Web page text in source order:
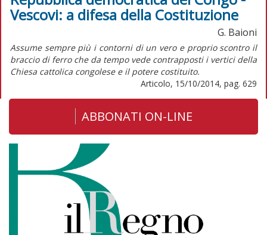
Vescovi: a difesa della Costituzione
G. Baioni
Assume sempre più i contorni di un vero e proprio scontro il
braccio di ferro che da tempo vede contrapposti i vertici della
Chiesa cattolica congolese e il potere costituito.
Articolo, 15/10/2014, pag. 629
ABBONATI ON-LINE